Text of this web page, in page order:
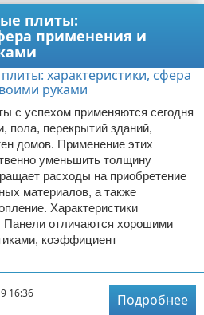
плиты:
применения и
с успехом применяются сегодня
пола, перекрытий зданий,
домов. Применение этих
уменьшить толщину
расходы на приобретение
материалов, а также
Характеристики
Панели отличаются хорошими
коэффициент
16:36
Подробнее